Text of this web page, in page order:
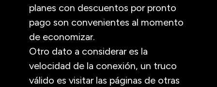
planes con descuentos por pronto
pago son convenientes al momento
de economizar.
Otro dato a considerar es la
velocidad de la conexión, un truco
válido es visitar las páginas de otras